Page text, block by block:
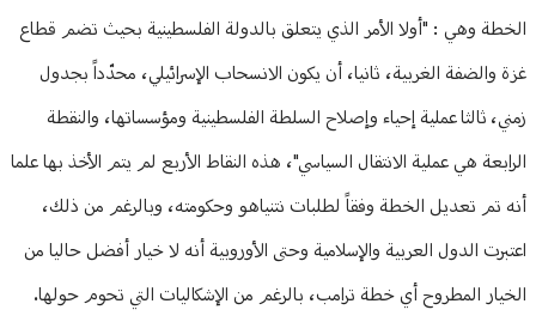
الخطة وهي : "أولا الأمر الذي يتعلق بالدولة الفلسطينية بحيث تضم قطاع
غزة والضفة الغربية، ثانيا، أن يكون الانسحاب الإسرائيلي، محدّداً بجدول
زمني، ثالثا عملية إحياء وإصلاح السلطة الفلسطينية ومؤسساتها، والنقطة
الرابعة هي عملية الانتقال السياسي"، هذه النقاط الأربع لم يتم الأخذ بها علما
أنه تم تعديل الخطة وفقاً لطلبات نتنياهو وحكومته، وبالرغم من ذلك،
اعتبرت الدول العربية والإسلامية وحتى الأوروبية أنه لا خيار أفضل حاليا من
الخيار المطروح أي خطة ترامب، بالرغم من الإشكاليات التي تحوم حولها.